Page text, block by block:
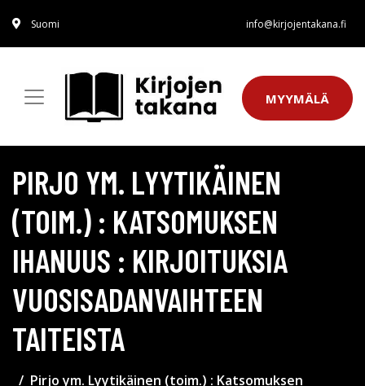
Suomi info@kirjojentakana.fi
MYYMÄLÄ
PIRJO YM. LYYTIKÄINEN
(TOIM.) : KATSOMUKSEN
IHANUUS : KIRJOITUKSIA
VUOSISADANVAIHTEEN
TAITEISTA
Pirjo ym. Lyytikäinen (toim.) : Katsomuksen